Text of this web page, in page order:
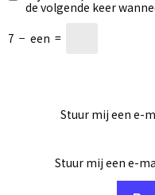
de volgende keer
7 − een =
Stuur mij een e-
Stuur mij een e-